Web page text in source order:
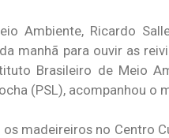
Ambiente, Ricardo
manhã para ouvir as
Brasileiro de Meio
(PSL), acompanhou o
madeireiros no Centro